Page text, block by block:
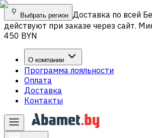
Выбрать регион Доставка по всей
действуют при заказе через сайт.
450 BYN
О компании
Программа лояльности
Оплата
Доставка
Контакты